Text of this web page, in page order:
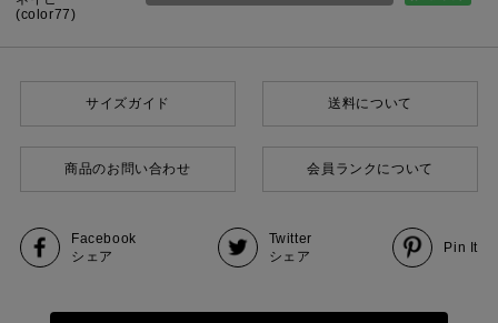
(color77)
サイズガイド 送料について
商品のお問い合わせ 会員ランクについて
Facebook
シェア
Twitter
シェア
Pin It